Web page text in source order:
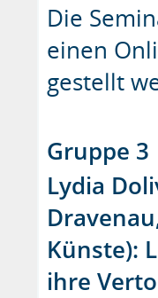
Die
einen
gestellt
Gruppe 3
Lydia
Künste):
ihre